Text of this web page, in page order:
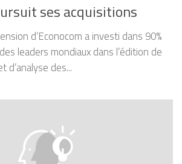
ses acquisitions
d’Econocom a investi dans 90%
leaders mondiaux dans l’édition de
d’analyse des...